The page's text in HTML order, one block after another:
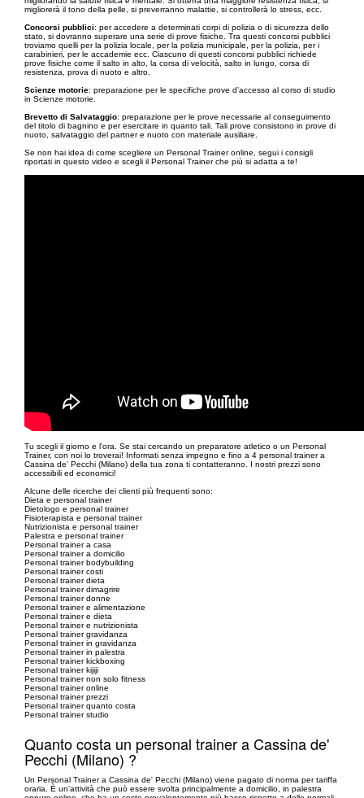
migliorerà il tono della pelle, si preverranno malattie, si controllerà lo stress, ecc.
Concorsi pubblici: per accedere a determinati corpi di polizia o di sicurezza dello
stato, si dovranno superare una serie di prove fisiche. Tra questi concorsi pubblici
troviamo quelli per la polizia locale, per la polizia municipale, per la polizia, per i
carabinieri, per le accademie ecc. Ciascuno di questi concorsi pubblici richiede
prove fisiche come il salto in alto, la corsa di velocità, salto in lungo, corsa di
resistenza, prova di nuoto e altro.
Scienze motorie: preparazione per le specifiche prove d’accesso al corso di studio
in Scienze motorie.
Brevetto di Salvataggio: preparazione per le prove necessarie al conseguimento
del titolo di bagnino e per esercitare in quanto tali. Tali prove consistono in prove di
nuoto, salvataggio del partner e nuoto con materiale ausiliare.
Se non hai idea di come scegliere un Personal Trainer online, segui i consigli
riportati in questo video e scegli il Personal Trainer che più si adatta a te!
Tu scegli il giorno e l’ora. Se stai cercando un preparatore atletico o un Personal
Trainer, con noi lo troverai! Informati senza impegno e fino a 4 personal trainer a
Cassina de' Pecchi (Milano) della tua zona ti contatteranno. I nostri prezzi sono
accessibili ed economici!
Alcune delle ricerche dei clienti più frequenti sono:
Dieta e personal trainer
Dietologo e personal trainer
Fisioterapista e personal trainer
Nutrizionista e personal trainer
Palestra e personal trainer
Personal trainer a casa
Personal trainer a domicilio
Personal trainer bodybuilding
Personal trainer costi
Personal trainer dieta
Personal trainer dimagrire
Personal trainer donne
Personal trainer e alimentazione
Personal trainer e dieta
Personal trainer e nutrizionista
Personal trainer gravidanza
Personal trainer in gravidanza
Personal trainer in palestra
Personal trainer kickboxing
Personal trainer kijiji
Personal trainer non solo fitness
Personal trainer online
Personal trainer prezzi
Personal trainer quanto costa
Personal trainer studio
Quanto costa un personal trainer a Cassina de'
Pecchi (Milano) ?
Un Personal Trainer a Cassina de' Pecchi (Milano) viene pagato di norma per tariffa
oraria. È un'attività che può essere svolta principalmente a domicilio, in palestra